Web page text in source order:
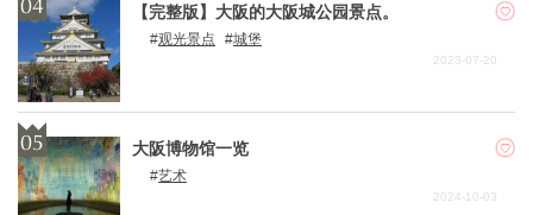
【完整版】大阪的大阪城公园景点。
观光景点 城堡
2023-07-20
大阪博物馆一览
艺术
2024-10-03